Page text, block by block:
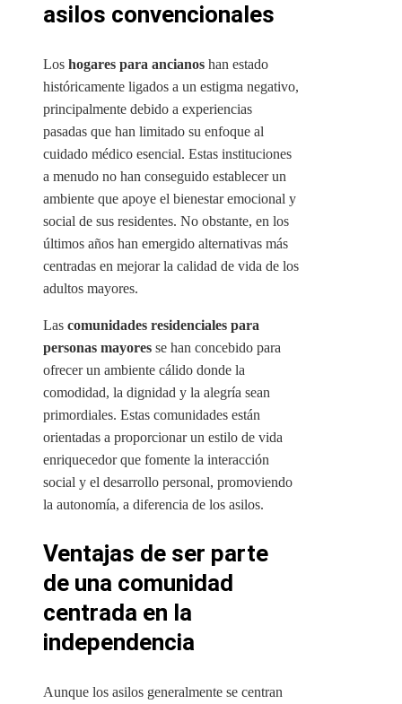
asilos convencionales
Los hogares para ancianos han estado
históricamente ligados a un estigma negativo,
principalmente debido a experiencias
pasadas que han limitado su enfoque al
cuidado médico esencial. Estas instituciones
a menudo no han conseguido establecer un
ambiente que apoye el bienestar emocional y
social de sus residentes. No obstante, en los
últimos años han emergido alternativas más
centradas en mejorar la calidad de vida de los
adultos mayores.
Las comunidades residenciales para
personas mayores se han concebido para
ofrecer un ambiente cálido donde la
comodidad, la dignidad y la alegría sean
primordiales. Estas comunidades están
orientadas a proporcionar un estilo de vida
enriquecedor que fomente la interacción
social y el desarrollo personal, promoviendo
la autonomía, a diferencia de los asilos.
Ventajas de ser parte
de una comunidad
centrada en la
independencia
Aunque los asilos generalmente se centran